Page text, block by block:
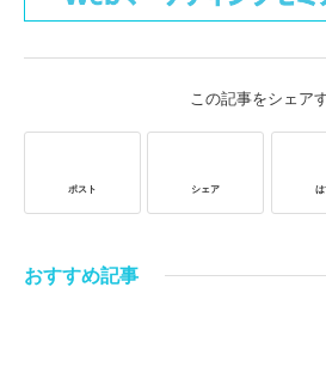
この記事をシェア
ポスト シェア は
おすすめ記事